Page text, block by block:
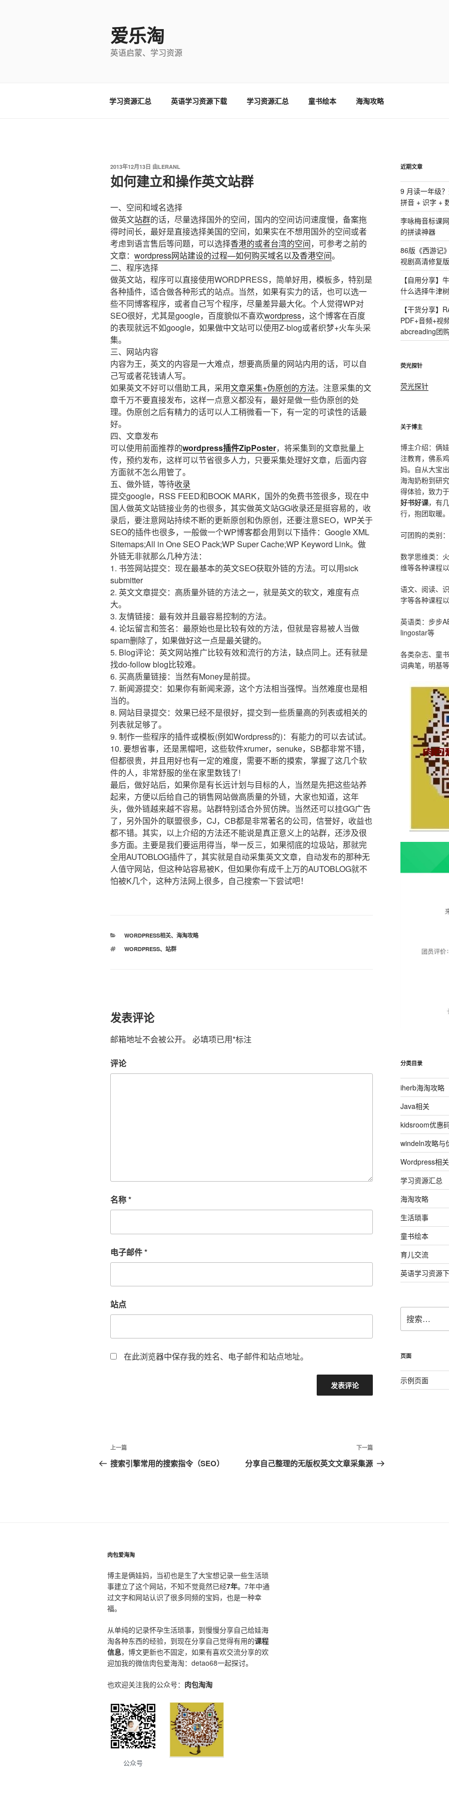
爱乐淘
英语启蒙、学习资源
学习资源汇总 英语学习资源下载 学习资源汇总 童书绘本 海淘攻略
发
布
于
2013年12月13日 由LERANL
如何建立和操作英文站群
一、空间和域名选择
做英文站群的话，尽量选择国外的空间，国内的空间访问速度慢，备案拖
得时间长，最好是直接选择美国的空间，如果实在不想用国外的空间或者
考虑到语言售后等问题，可以选择香港的或者台湾的空间，可参考之前的
文章： wordpress网站建设的过程—如何购买域名以及香港空间。
二、程序选择
做英文站，程序可以直接使用WORDPRESS，简单好用，模板多，特别是
各种插件，适合做各种形式的站点。当然，如果有实力的话，也可以选一
些不同博客程序，或者自己写个程序，尽量差异最大化。个人觉得WP对
SEO很好，尤其是google，百度貌似不喜欢wordpress，这个博客在百度
的表现就远不如google，如果做中文站可以使用Z-blog或者织梦+火车头采
集。
三、网站内容
内容为王，英文的内容是一大难点，想要高质量的网站内用的话，可以自
己写或者花钱请人写。
如果英文不好可以借助工具，采用文章采集+伪原创的方法。注意采集的文
章千万不要直接发布，这样一点意义都没有，最好是做一些伪原创的处
理。伪原创之后有精力的话可以人工稍微看一下，有一定的可读性的话最
好。
四、文章发布
可以使用前面推荐的wordpress插件ZipPoster，将采集到的文章批量上
传，预约发布，这样可以节省很多人力，只要采集处理好文章，后面内容
方面就不怎么用管了。
五、做外链，等待收录
提交google，RSS FEED和BOOK MARK，国外的免费书签很多，现在中
国人做英文站链接业务的也很多，其实做英文站GG收录还是挺容易的，收
录后，要注意网站持续不断的更新原创和伪原创，还要注意SEO，WP关于
SEO的插件也很多，一般做一个WP博客都会用到以下插件：Google XML
Sitemaps;All in One SEO Pack;WP Super Cache;WP Keyword Link。做
外链无非就那么几种方法：
1. 书签网站提交：现在最基本的英文SEO获取外链的方法。可以用sick
submitter
2. 英文文章提交：高质量外链的方法之一，就是英文的软文，难度有点
大。
3. 友情链接：最有效并且最容易控制的方法。
4. 论坛留言和签名：最原始也是比较有效的方法，但就是容易被人当做
spam删除了，如果做好这一点是最关键的。
5. Blog评论：英文网站推广比较有效和流行的方法，缺点同上。还有就是
找do-follow blog比较难。
6. 买高质量链接：当然有Money是前提。
7. 新闻源提交：如果你有新闻来源，这个方法相当强悍。当然难度也是相
当的。
8. 网站目录提交：效果已经不是很好，提交到一些质量高的列表或相关的
列表就足够了。
9. 制作一些程序的插件或模板(例如Wordpress的)：有能力的可以去试试。
10. 要想省事，还是黑帽吧，这些软件xrumer，senuke，SB都非常不错，
但都很贵，并且用好也有一定的难度，需要不断的摸索，掌握了这几个软
件的人，非常舒服的坐在家里数钱了!
最后，做好站后，如果你是有长远计划与目标的人，当然是先把这些站养
起来，方便以后给自己的销售网站做高质量的外链，大家也知道，这年
头，做外链越来越不容易。站群特别适合外贸仿牌。当然还可以挂GG广告
了，另外国外的联盟很多，CJ，CB都是非常著名的公司，信誉好，收益也
都不错。其实，以上介绍的方法还不能说是真正意义上的站群，还涉及很
多方面。主要是我们要运用得当，举一反三，如果彻底的垃圾站，那就完
全用AUTOBLOG插件了，其实就是自动采集英文文章，自动发布的那种无
人值守网站，但这种站容易被K，但如果你有成千上万的AUTOBLOG就不
怕被K几个，这种方法网上很多，自己搜索一下尝试吧！
分
WORDPRESS相关、 海淘攻略
标
WORDPRESS、 站群
发表评论
邮箱地址不会被公开。 必填项已用*标注
评论
名称*
电子邮件*
站点
在此浏览器中保存我的姓名、电子邮件和站点地址。
文
章
上
一
上一篇
搜索引擎常用的搜索指令（SEO）
一
下一篇
分享自己整理的无版权英文文章采集源
近期文章
9 月读一年级
拼音 + 识字 +
李咏梅音标课
的拼读神器
86版《西游记
视剧高清修复
【自用分享】
什么选择牛津
【干货分享】
PDF+音频+视
abcreading团购
荧光探针
荧光探针
关于博主
博主介绍：俩
注教育，佛系
妈。自从大宝
海淘奶粉到研
得体验，致力于
好书好课，有
行，抱团取暖。
可团购的类别：
数学思维类：
维等各种课程
语文、阅读、
字等各种课程
英语类：步步
lingostar等
各类杂志、童
词典笔，明基
分类目录
iherb海淘攻略
Java相关
kidsroom优惠
windeln攻略与
Wordpress相关
学习资源汇总
海淘攻略
生活琐事
童书绘本
育儿交流
英语学习资源
索：
页面
示例页面
肉包爱海淘
博主是俩娃妈，当初也是生了大宝想记录一些生活琐
事建立了这个网站，不知不觉竟然已经7年。7年中通
过文字和网站认识了很多同频的宝妈，也是一种幸
福。
从单纯的记录怀孕生活琐事，到慢慢分享自己给娃海
淘各种东西的经验，到现在分享自己觉得有用的课程
信息，博文更新也不固定，如果有喜欢交流分享的欢
迎加我的微信肉包爱海淘：detao68一起探讨。
也欢迎关注我的公众号： 肉包淘淘
公众号